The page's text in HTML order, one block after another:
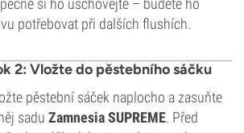
si ho uschovejte – budete ho
potřebovat při dalších flushích.
2: Vložte do pěstebního sáčku
pěstební sáček naplocho a zasuňte
sadu Zamnesia SUPREME. Před